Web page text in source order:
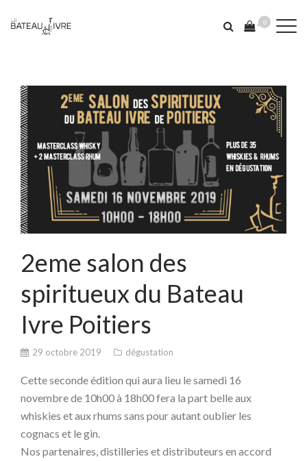
0
2eme salon des
spiritueux du Bateau
Ivre Poitiers
29 octobre 2019 dégustation
Cette seconde édition qui aura lieu le samedi 16
novembre de 10h00 à 18h00 fera la part belle aux
whiskies et aux rhums sans pour autant oublier les
cognacs et le gin.
Nos partenaires, distilleries et distributeurs en accord